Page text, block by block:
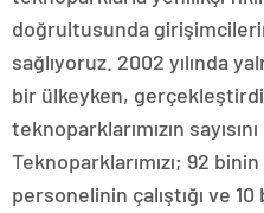
doğrultusunda
sağlıyoruz. 2002 yılında
bir ülkeyken,
teknoparklarımızın sayısını
Teknoparklarımızı; 92
personelinin çalıştığı ve